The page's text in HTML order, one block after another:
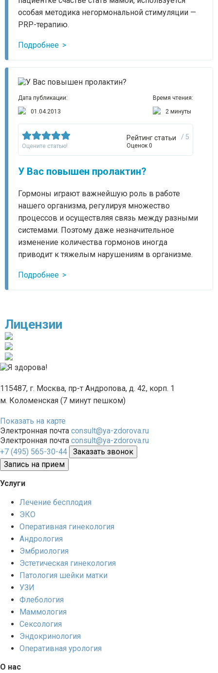
особая методика негормональной стимуляции —
PRP-терапию.
Подробнее
Дата публикации:
01.04.2013
Время чтения:
2 минуты
Оцените статью!
Рейтинг статьи / 5
Оценок 0
У Вас повышен пролактин?
Гормоны играют важнейшую роль в работе
нашего организма, регулируя множество
процессов и осуществляя связь между разными
системами. Поэтому даже незначительное
изменение количества гормонов иногда
приводит к тяжелым нарушениям в организме.
Подробнее
Лицензии
115487, г. Москва, пр-т Андропова, д. 42, корп. 1
м. Коломенская (7 минут пешком)
Показать на карте
Электронная почта consult@ya-zdorova.ru
Электронная почта consult@ya-zdorova.ru
+7 (495) 565-30-44
Заказать звонок
Запись на прием
Услуги
Лечение бесплодия
ЭКО
Оперативная гинекология
Андрология
Эмбриология
Эстетическая гинекология
Патология шейки матки
УЗИ
Флебология
Маммология
Сексология
Эндокринология
Оперативная урология
О нас